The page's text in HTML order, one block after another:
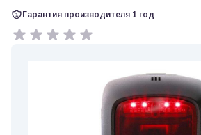
Гарантия производителя 1 год